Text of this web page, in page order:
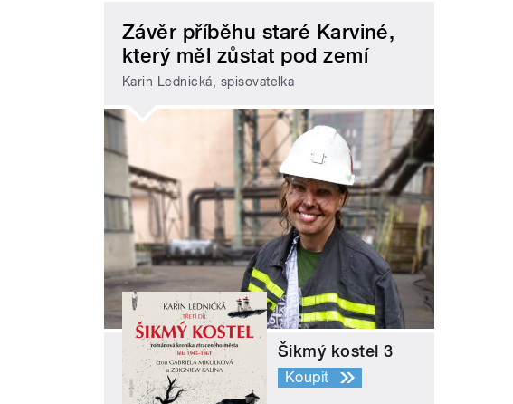
Závěr příběhu staré Karviné,
který měl zůstat pod zemí
Karin Lednická, spisovatelka
Šikmý kostel 3
Koupit